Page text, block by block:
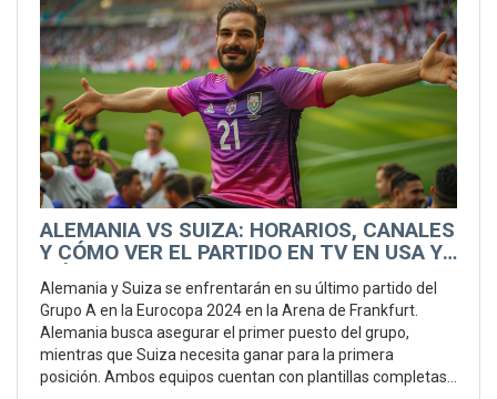
ALEMANIA VS SUIZA: HORARIOS, CANALES
Y CÓMO VER EL PARTIDO EN TV EN USA Y
Alemania y Suiza se enfrentarán en su último partido del
Grupo A en la Eurocopa 2024 en la Arena de Frankfurt.
Alemania busca asegurar el primer puesto del grupo,
mientras que Suiza necesita ganar para la primera
posición. Ambos equipos cuentan con plantillas completas